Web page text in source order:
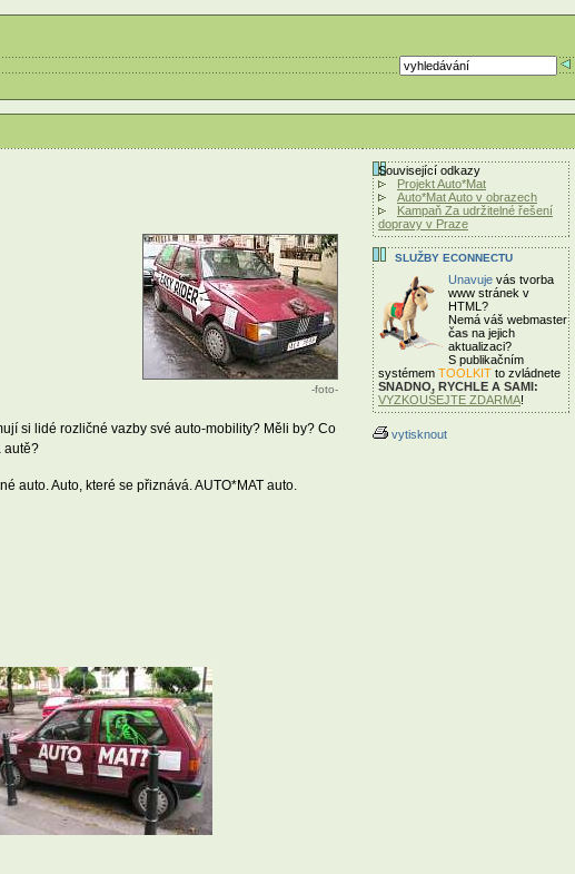
-foto-
si lidé rozličné vazby své auto-mobility? Měli by? Co
autě?
auto. Auto, které se přiznává. AUTO*MAT auto.
Související odkazy
Projekt Auto*Mat
Auto*Mat Auto v obrazech
Kampaň Za udržitelné řešení
dopravy v Praze
SLUŽBY ECONNECTU
Unavuje vás tvorba
www stránek v
HTML?
Nemá váš webmaster
čas na jejich
aktualizaci?
S publikačním
systémem TOOLKIT to zvládnete
SNADNO, RYCHLE A SAMI:
VYZKOUŠEJTE ZDARMA!
vytisknout